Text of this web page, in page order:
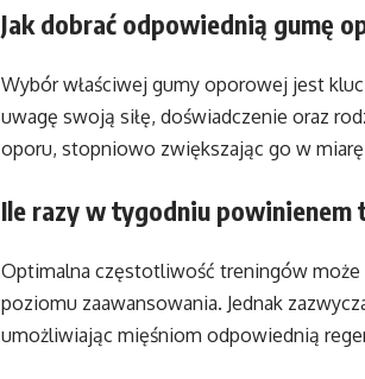
Jak dobrać odpowiednią gumę
Wybór właściwej gumy oporowej jest
uwagę swoją siłę, doświadczenie oraz
oporu, stopniowo zwiększając go w
Ile razy w tygodniu
Optimalna częstotliwość treningów
poziomu zaawansowania. Jednak
umożliwiając mięśniom odpowiednią